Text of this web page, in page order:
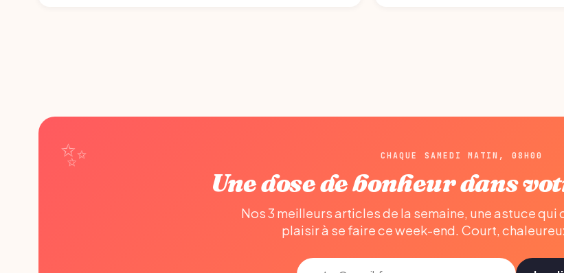
CHAQUE SAMEDI MATIN, 08H00
Une dose de bonheur dans
Nos 3 meilleurs articles de la semaine, une astuce qui
plaisir à se faire ce week-end. Court,